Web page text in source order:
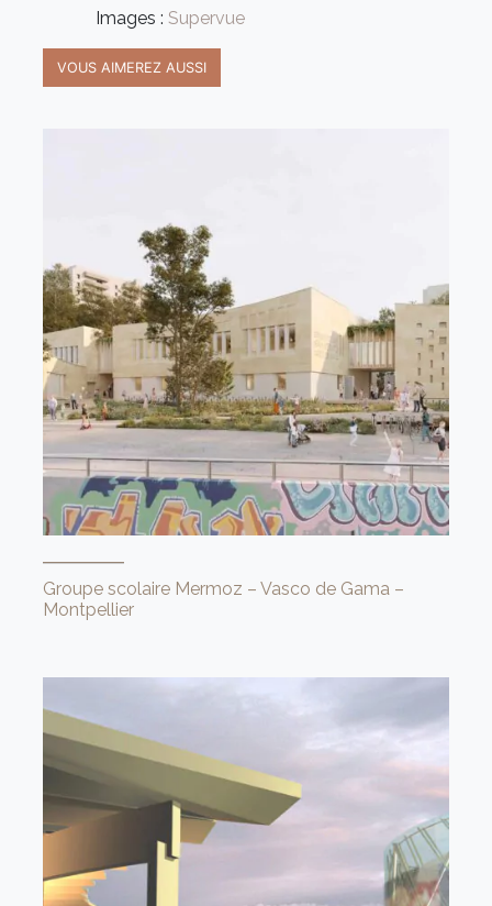
Images : Supervue
VOUS AIMEREZ AUSSI
Groupe scolaire Mermoz – Vasco de Gama –
Montpellier